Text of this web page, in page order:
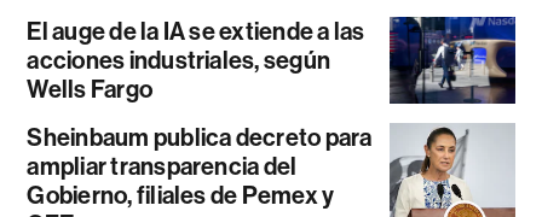
El auge de la IA se extiende a las
acciones industriales, según
Wells Fargo
Sheinbaum publica decreto para
ampliar transparencia del
Gobierno, filiales de Pemex y